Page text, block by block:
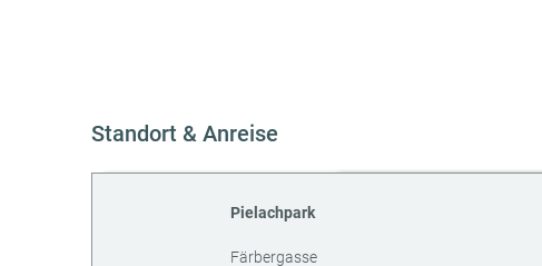
Standort & Anreise
Pielachpark
Färbergasse